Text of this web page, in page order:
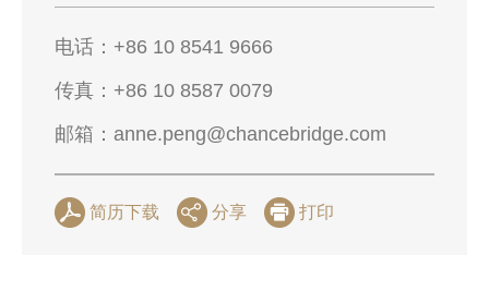
电话： +86 10 8541 9666
传真： +86 10 8587 0079
邮箱： anne.peng@chancebridge.com
简历下载 分享 打印